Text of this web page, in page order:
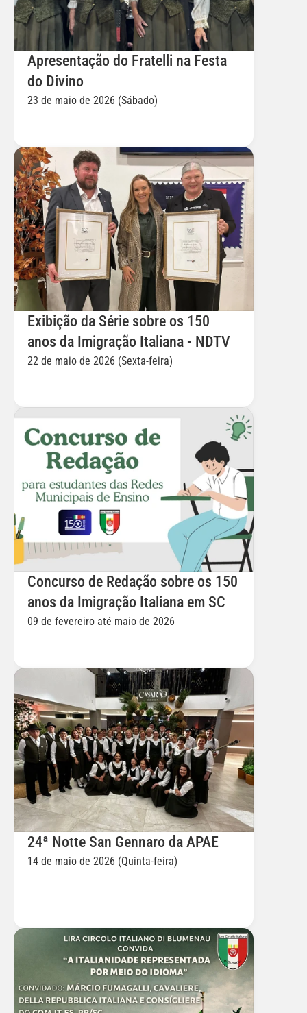
Apresentação do Fratelli na Festa
do Divino
23 de maio de 2026 (Sábado)
Exibição da Série sobre os 150
anos da Imigração Italiana - NDTV
22 de maio de 2026 (Sexta-feira)
Concurso de Redação sobre os 150
anos da Imigração Italiana em SC
09 de fevereiro até maio de 2026
24ª Notte San Gennaro da APAE
14 de maio de 2026 (Quinta-feira)